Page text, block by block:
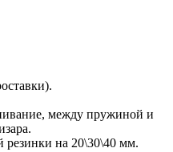
между пружиной и
резинки на 20\30\40 мм.